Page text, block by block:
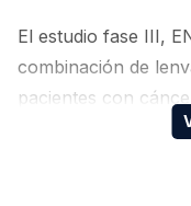
El estudio fase III,
combinación de
pacientes con
recurrente y